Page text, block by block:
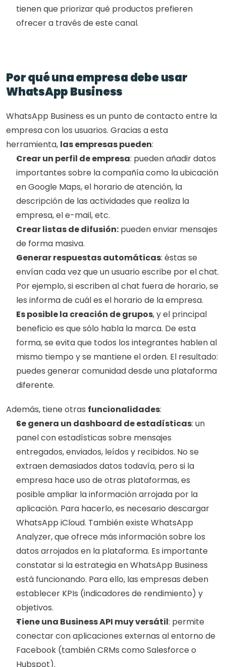
tienen que priorizar qué productos prefieren
ofrecer a través de este canal.
Por qué una empresa debe usar
WhatsApp Business
WhatsApp Business es un punto de contacto entre la
empresa con los usuarios. Gracias a esta
herramienta, las empresas pueden:
Crear un perfil de empresa: pueden añadir datos
importantes sobre la compañía como la ubicación
en Google Maps, el horario de atención, la
descripción de las actividades que realiza la
empresa, el e-mail, etc.
Crear listas de difusión: pueden enviar mensajes
de forma masiva.
Generar respuestas automáticas: éstas se
envían cada vez que un usuario escribe por el chat.
Por ejemplo, si escriben al chat fuera de horario, se
les informa de cuál es el horario de la empresa.
Es posible la creación de grupos, y el principal
beneficio es que sólo habla la marca. De esta
forma, se evita que todos los integrantes hablen al
mismo tiempo y se mantiene el orden. El resultado:
puedes generar comunidad desde una plataforma
diferente.
Además, tiene otras funcionalidades:
Se genera un dashboard de estadísticas: un
panel con estadísticas sobre mensajes
entregados, enviados, leídos y recibidos. No se
extraen demasiados datos todavía, pero si la
empresa hace uso de otras plataformas, es
posible ampliar la información arrojada por la
aplicación. Para hacerlo, es necesario descargar
WhatsApp iCloud. También existe WhatsApp
Analyzer, que ofrece más información sobre los
datos arrojados en la plataforma. Es importante
constatar si la estrategia en WhatsApp Business
está funcionando. Para ello, las empresas deben
establecer KPIs (indicadores de rendimiento) y
objetivos.
Tiene una Business API muy versátil: permite
conectar con aplicaciones externas al entorno de
Facebook (también CRMs como Salesforce o
Hubspot).